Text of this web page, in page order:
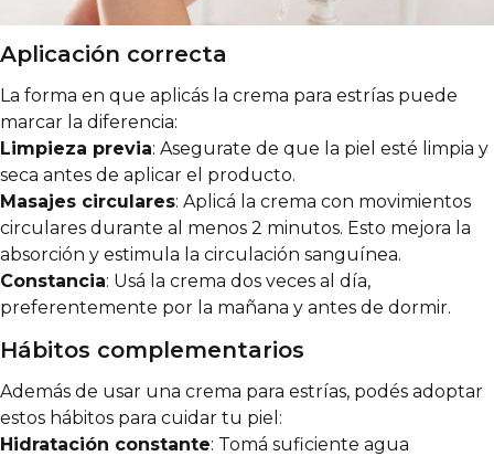
Aplicación correcta
La forma en que aplicás la crema para estrías puede
marcar la diferencia:
Limpieza previa: Asegurate de que la piel esté limpia y
seca antes de aplicar el producto.
Masajes circulares: Aplicá la crema con movimientos
circulares durante al menos 2 minutos. Esto mejora la
absorción y estimula la circulación sanguínea.
Constancia: Usá la crema dos veces al día,
preferentemente por la mañana y antes de dormir.
Hábitos complementarios
Además de usar una crema para estrías, podés adoptar
estos hábitos para cuidar tu piel:
Hidratación constante: Tomá suficiente agua